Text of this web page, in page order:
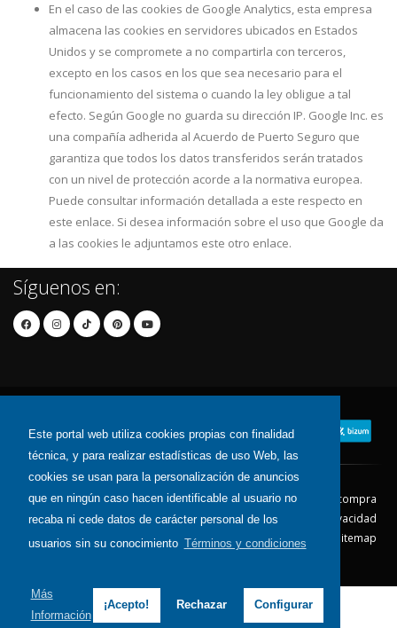
Este portal web utiliza cookies propias con finalidad
técnica, y para realizar estadísticas de uso Web, las
cookies se usan para la personalización de anuncios
que en ningún caso hacen identificable al usuario no
recaba ni cede datos de carácter personal de los
usuarios sin su conocimiento Términos y condiciones
Más
Información
¡Acepto! Rechazar Configurar
En el caso de las cookies de Google Analytics, esta empresa
almacena las cookies en servidores ubicados en Estados
Unidos y se compromete a no compartirla con terceros,
excepto en los casos en los que sea necesario para el
funcionamiento del sistema o cuando la ley obligue a tal
efecto. Según Google no guarda su dirección IP. Google Inc. es
una compañía adherida al Acuerdo de Puerto Seguro que
garantiza que todos los datos transferidos serán tratados
con un nivel de protección acorde a la normativa europea.
Puede consultar información detallada a este respecto en
este enlace. Si desea información sobre el uso que Google da
a las cookies le adjuntamos este otro enlace.
Síguenos en:
Contacto Aviso Legal
Condiciones de compra
Política de envíos
Política de devolución
Política de Privacidad
Política de Cookies
Sitemap